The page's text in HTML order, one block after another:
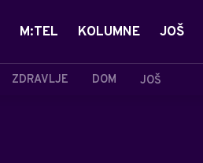
ZDRAVLJE DOM JOŠ
M:TEL KOLUMNE JOŠ